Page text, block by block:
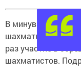
В минувшую среду
шахматный турнир
раз участие в
шахматистов.